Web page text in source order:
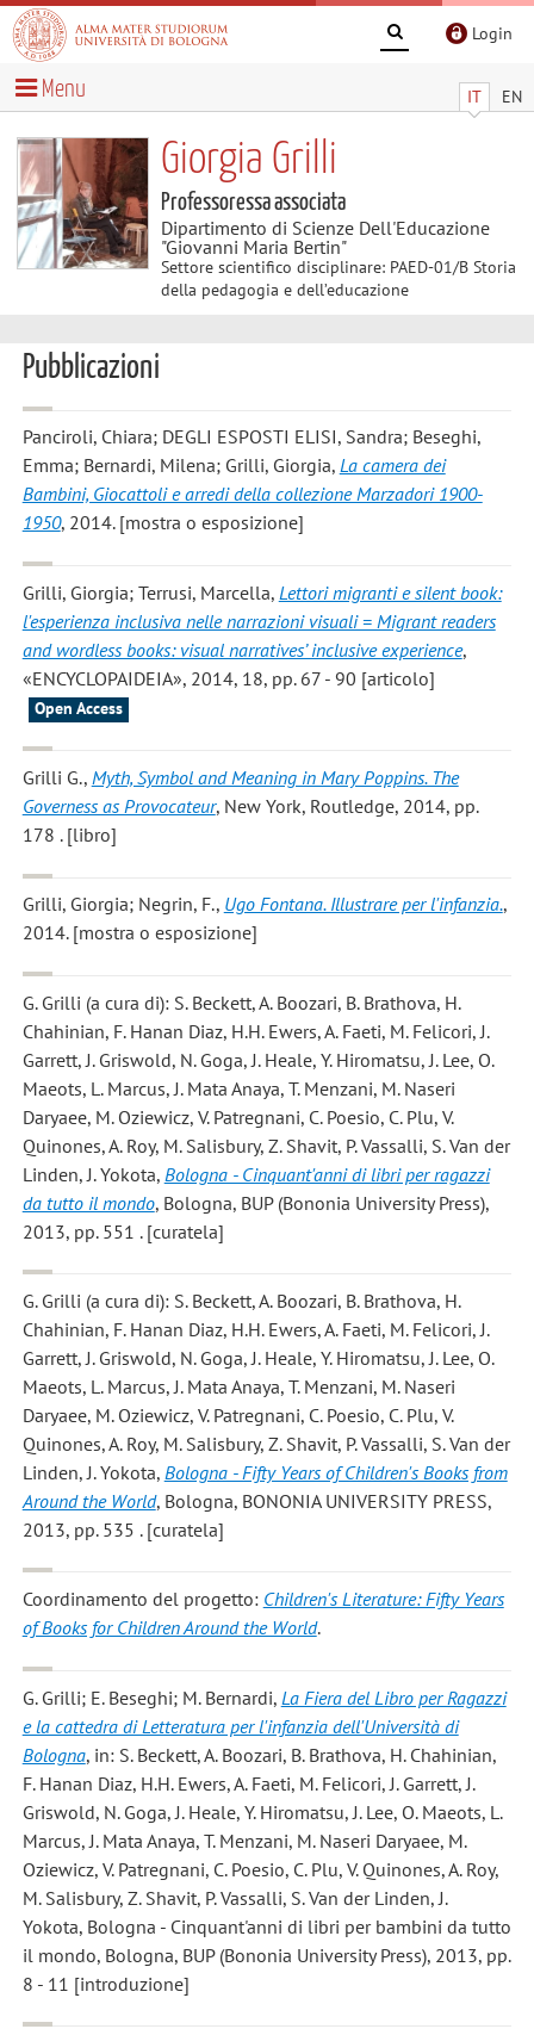
Login
IT EN
Menu
Giorgia Grilli
Professoressa associata
Dipartimento di Scienze Dell'Educazione
"Giovanni Maria Bertin"
Settore scientifico disciplinare: PAED-01/B Storia
della pedagogia e dell’educazione
Pubblicazioni
Panciroli, Chiara; DEGLI ESPOSTI ELISI, Sandra; Beseghi,
Emma; Bernardi, Milena; Grilli, Giorgia, La camera dei
Bambini, Giocattoli e arredi della collezione Marzadori 1900-
1950, 2014. [mostra o esposizione]
Grilli, Giorgia; Terrusi, Marcella, Lettori migranti e silent book:
l'esperienza inclusiva nelle narrazioni visuali = Migrant readers
and wordless books: visual narratives’ inclusive experience,
«ENCYCLOPAIDEIA», 2014, 18, pp. 67 - 90 [articolo]
Open Access
Grilli G., Myth, Symbol and Meaning in Mary Poppins. The
Governess as Provocateur, New York, Routledge, 2014, pp.
178 . [libro]
Grilli, Giorgia; Negrin, F., Ugo Fontana. Illustrare per l'infanzia.,
2014. [mostra o esposizione]
G. Grilli (a cura di): S. Beckett, A. Boozari, B. Brathova, H.
Chahinian, F. Hanan Diaz, H.H. Ewers, A. Faeti, M. Felicori, J.
Garrett, J. Griswold, N. Goga, J. Heale, Y. Hiromatsu, J. Lee, O.
Maeots, L. Marcus, J. Mata Anaya, T. Menzani, M. Naseri
Daryaee, M. Oziewicz, V. Patregnani, C. Poesio, C. Plu, V.
Quinones, A. Roy, M. Salisbury, Z. Shavit, P. Vassalli, S. Van der
Linden, J. Yokota, Bologna - Cinquant'anni di libri per ragazzi
da tutto il mondo, Bologna, BUP (Bononia University Press),
2013, pp. 551 . [curatela]
G. Grilli (a cura di): S. Beckett, A. Boozari, B. Brathova, H.
Chahinian, F. Hanan Diaz, H.H. Ewers, A. Faeti, M. Felicori, J.
Garrett, J. Griswold, N. Goga, J. Heale, Y. Hiromatsu, J. Lee, O.
Maeots, L. Marcus, J. Mata Anaya, T. Menzani, M. Naseri
Daryaee, M. Oziewicz, V. Patregnani, C. Poesio, C. Plu, V.
Quinones, A. Roy, M. Salisbury, Z. Shavit, P. Vassalli, S. Van der
Linden, J. Yokota, Bologna - Fifty Years of Children's Books from
Around the World, Bologna, BONONIA UNIVERSITY PRESS,
2013, pp. 535 . [curatela]
Coordinamento del progetto: Children's Literature: Fifty Years
of Books for Children Around the World.
G. Grilli; E. Beseghi; M. Bernardi, La Fiera del Libro per Ragazzi
e la cattedra di Letteratura per l'infanzia dell'Università di
Bologna, in: S. Beckett, A. Boozari, B. Brathova, H. Chahinian,
F. Hanan Diaz, H.H. Ewers, A. Faeti, M. Felicori, J. Garrett, J.
Griswold, N. Goga, J. Heale, Y. Hiromatsu, J. Lee, O. Maeots, L.
Marcus, J. Mata Anaya, T. Menzani, M. Naseri Daryaee, M.
Oziewicz, V. Patregnani, C. Poesio, C. Plu, V. Quinones, A. Roy,
M. Salisbury, Z. Shavit, P. Vassalli, S. Van der Linden, J.
Yokota, Bologna - Cinquant'anni di libri per bambini da tutto
il mondo, Bologna, BUP (Bononia University Press), 2013, pp.
8 - 11 [introduzione]